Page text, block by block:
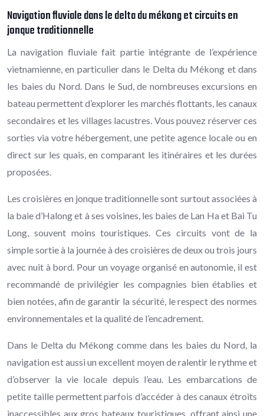
Navigation fluviale dans le delta du mékong et circuits en
jonque traditionnelle
La navigation fluviale fait partie intégrante de l’expérience
vietnamienne, en particulier dans le Delta du Mékong et dans
les baies du Nord. Dans le Sud, de nombreuses excursions en
bateau permettent d’explorer les marchés flottants, les canaux
secondaires et les villages lacustres. Vous pouvez réserver ces
sorties via votre hébergement, une petite agence locale ou en
direct sur les quais, en comparant les itinéraires et les durées
proposées.
Les croisières en jonque traditionnelle sont surtout associées à
la baie d’Halong et à ses voisines, les baies de Lan Ha et Bai Tu
Long, souvent moins touristiques. Ces circuits vont de la
simple sortie à la journée à des croisières de deux ou trois jours
avec nuit à bord. Pour un voyage organisé en autonomie, il est
recommandé de privilégier les compagnies bien établies et
bien notées, afin de garantir la sécurité, le respect des normes
environnementales et la qualité de l’encadrement.
Dans le Delta du Mékong comme dans les baies du Nord, la
navigation est aussi un excellent moyen de ralentir le rythme et
d’observer la vie locale depuis l’eau. Les embarcations de
petite taille permettent parfois d’accéder à des canaux étroits
inaccessibles aux gros bateaux touristiques, offrant ainsi une